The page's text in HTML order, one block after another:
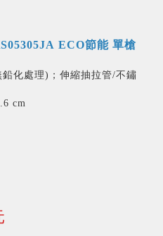
ECO節能 單槍
化處理)；伸縮抽拉管/不鏽
cm